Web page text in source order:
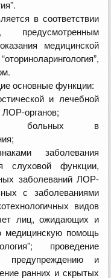
в соответствии
медицинской
основные функции:
и лечебной
органов;
больных в
заболевания
слуховой функции,
заболеваний ЛОР-
с заболеваниями
видов
лиц, ожидающих и
медицинскую помощь
проведение
предупреждению и
ранних и скрытых